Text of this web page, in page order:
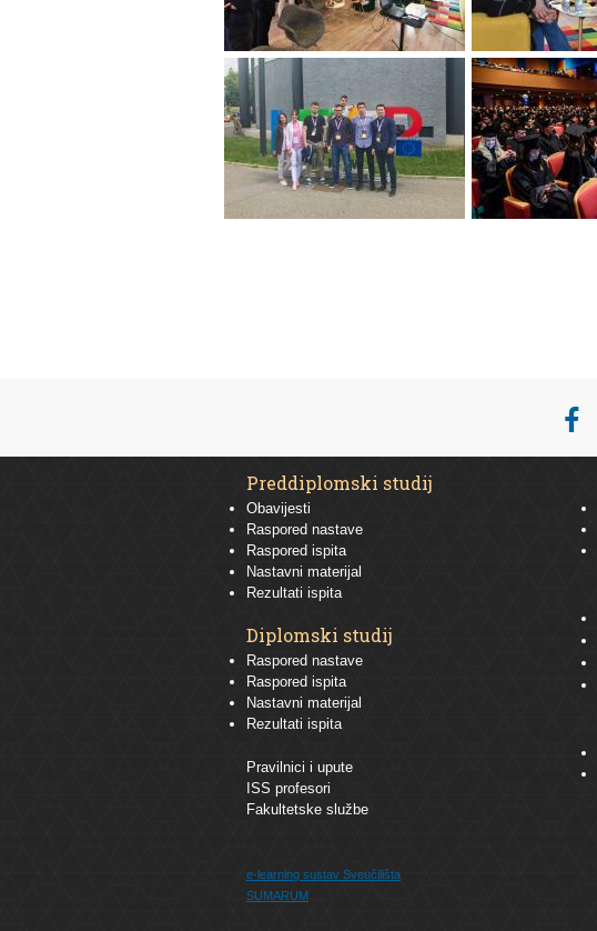
Preddiplomski studij
Obavijesti
Raspored nastave
Raspored ispita
Nastavni materijal
Rezultati ispita
Diplomski studij
Raspored nastave
Raspored ispita
Nastavni materijal
Rezultati ispita
Pravilnici i upute
ISS profesori
Fakultetske službe
e-learning sustav Sveučilišta
SUMARUM